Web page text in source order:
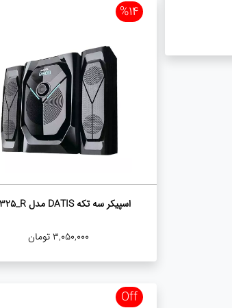
%14
اسپیکر سه تکه DATIS مدل GS325_R
3,050,000تومان
Off